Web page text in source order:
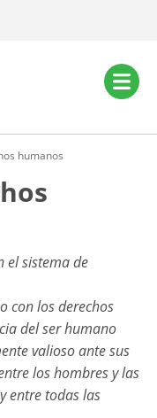
humanos
el sistema de
con los derechos
del ser humano
valioso ante sus
los hombres y las
entre todas las